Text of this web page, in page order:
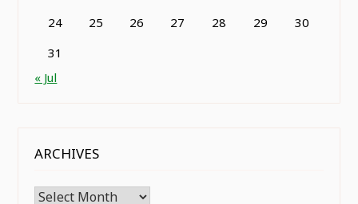
24
25 26 27 28 29
30
31
« Jul
ARCHIVES
Archives